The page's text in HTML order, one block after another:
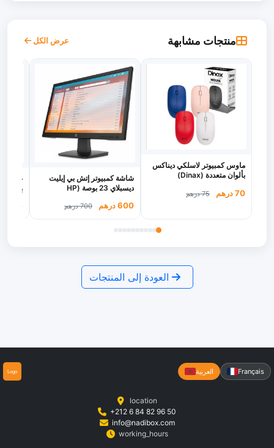
منتجات مشابهة عرض الكل
ماوس كمبيوتر لاسلكي ديناكس
بألوان متعددة (Dinax)
70 درهم 75 درهم
شاشة كمبيوتر إتش بي إيليت
ديسبلاي 23 بوصة (HP
600 درهم 700 درهم
جهاز
بتقنية
530 درهم
العودة إلى المنتجات
العربية Français
location
+212 6 84 82 96 50
info@nadibox.com
working_hours